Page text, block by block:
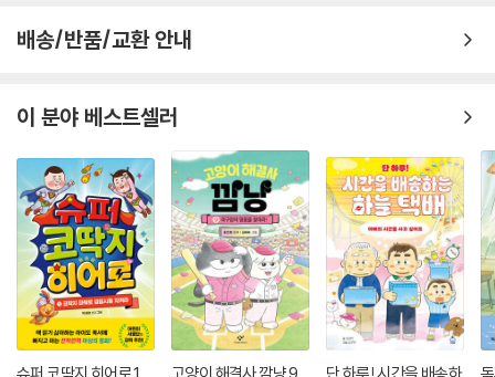
배송/반품/교환 안내
이 분야 베스트셀러